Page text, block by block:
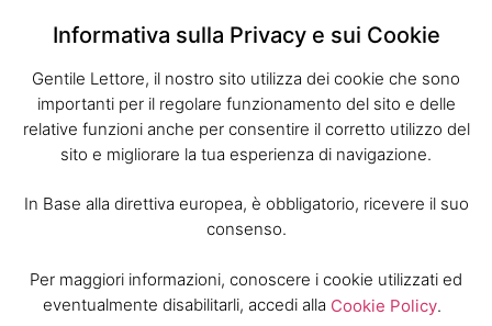
Informativa sulla Privacy e sui Cookie
Gentile Lettore, il nostro sito utilizza dei cookie che sono
importanti per il regolare funzionamento del sito e delle
relative funzioni anche per consentire il corretto utilizzo del
sito e migliorare la tua esperienza di navigazione.
In Base alla direttiva europea, è obbligatorio, ricevere il suo
consenso.
Per maggiori informazioni, conoscere i cookie utilizzati ed
eventualmente disabilitarli, accedi alla Cookie Policy.